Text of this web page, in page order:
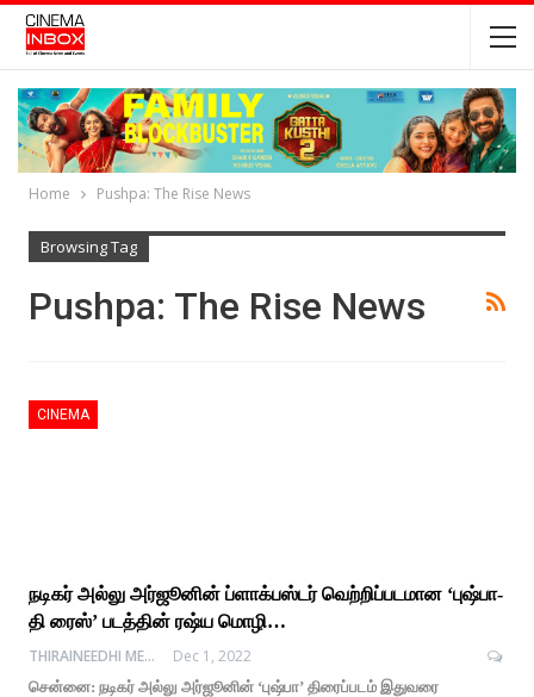
Home Pushpa: The Rise News
Browsing Tag
Pushpa: The Rise News
CINEMA
நடிகர் அல்லு அர்ஜூனின் ப்ளாக்பஸ்டர் வெற்றிப்படமான ‘புஷ்பா-
தி ரைஸ்’ படத்தின் ரஷ்ய மொழி…
THIRAINEEDHI MEDIA
Dec 1, 2022
சென்னை: நடிகர் அல்லு அர்ஜூனின் ‘புஷ்பா’ திரைப்படம் இதுவரை